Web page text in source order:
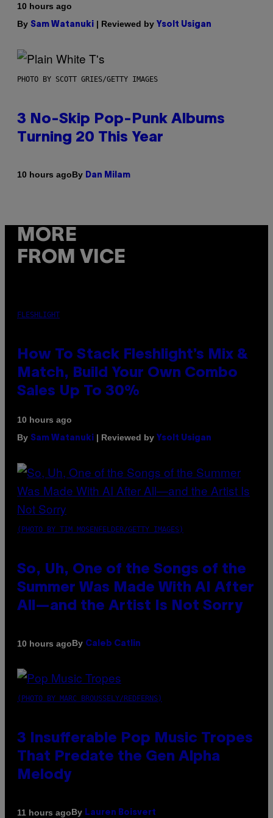
10 hours ago
By Sam Watanuki | Reviewed by Ysolt Usigan
PHOTO BY SCOTT GRIES/GETTY IMAGES
3 No-Skip Pop-Punk Albums
Turning 20 This Year
10 hours agoBy Dan Milam
MORE
FROM VICE
FLESHLIGHT
How To Stack Fleshlight’s Mix &
Match, Build Your Own Combo
Sales Up To 30%
10 hours ago
By Sam Watanuki | Reviewed by Ysolt Usigan
(PHOTO BY TIM MOSENFELDER/GETTY IMAGES)
So, Uh, One of the Songs of the
Summer Was Made With AI After
All—and the Artist Is Not Sorry
10 hours agoBy Caleb Catlin
(PHOTO BY MARC BROUSSELY/REDFERNS)
3 Insufferable Pop Music Tropes
That Predate the Gen Alpha
Melody
11 hours agoBy Lauren Boisvert